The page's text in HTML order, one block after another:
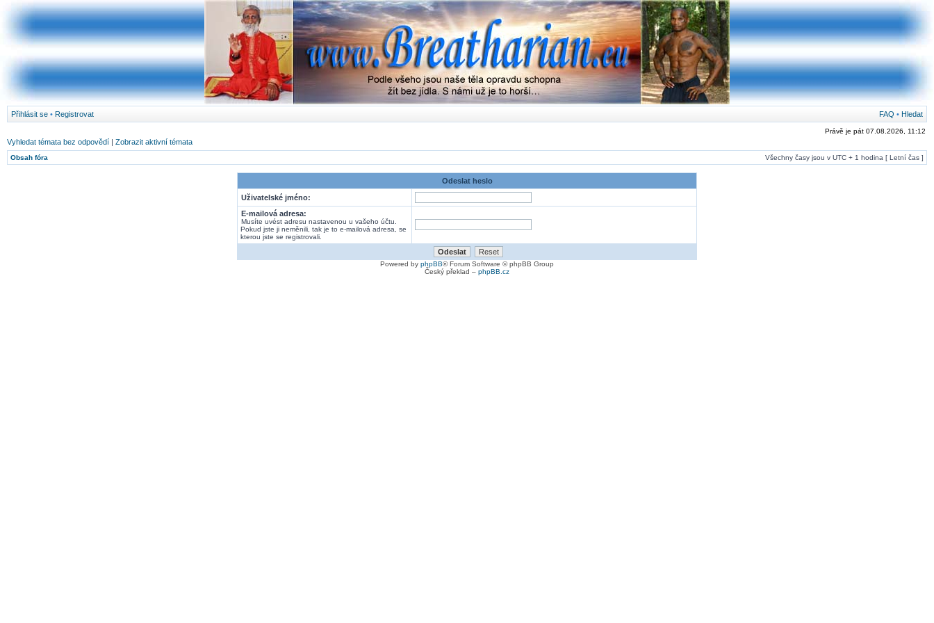
Přihlásit se • Registrovat FAQ • Hledat
Právě je pát 07.08.2026, 11:12
Vyhledat témata bez odpovědí | Zobrazit aktivní témata
Obsah fóra Všechny časy jsou v UTC + 1 hodina [ Letní čas ]
Odeslat heslo
Uživatelské jméno:
E-mailová adresa:
Musíte uvést adresu nastavenou u vašeho účtu.
Pokud jste ji neměnili, tak je to e-mailová adresa, se
kterou jste se registrovali.
Powered by phpBB® Forum Software © phpBB Group
Český překlad – phpBB.cz